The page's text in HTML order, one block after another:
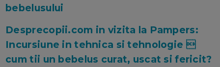
bebelusului
Desprecopii.com in vizita la Pampers:
Incursiune in tehnica si tehnologie 
cum tii un bebelus curat, uscat si fericit?